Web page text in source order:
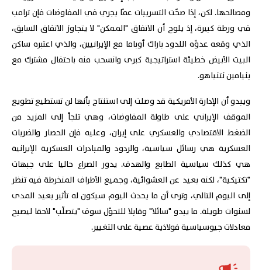
ومصالحها. لكن، إذا صحّت التسريبات عمّا يجري في المفاوضات فإن ترامب
في ورطة كبيرة، إذ يلوح أن الاتفاق "الممكن" لا يتجاوز الاتفاق السابق،
الذي وقعه عدوّه اللدود باراك أوباما مع الإيرانيين، والذي اعتبره ساكن
البيت الأبيض خطيئة استراتيجية كبرى وانسحب منه باحتفال مشترك مع
بنيامين نتنياهو.
ويبدو أن الإدارة الأمريكية قد وصلت إلى استنتاج بأنها لن تستطيع تطويع
الموقف الإيراني على طاولة المفاوضات، وهي تلجأ إلى المزيد من
الضغط الاقتصادي والعسكري على إيران، وعليه فإن الحصار والضربات
العسكرية هي رسائل سياسية، والردود والمبادرات العسكرية الإيرانية
هي كذلك سياسية الطابع والهدف. يدور الصراع حاليا على جبهات
"تكتيكية"، لكنه بعيد عن العشوائية، وجميع الأطراف المنخرطة فيه تنظر
إلى اليوم التالي، وترى أن ما يحدث اليوم سيكون له تأثير بعيد المدى
لسنوات طويلة. ما يبدو "سائلا" وقابلا للتحوّل سوف "يتصلّب" لاحقا ليصبح
معادلات جيوسياسية فولاذية عصية على التغيير.